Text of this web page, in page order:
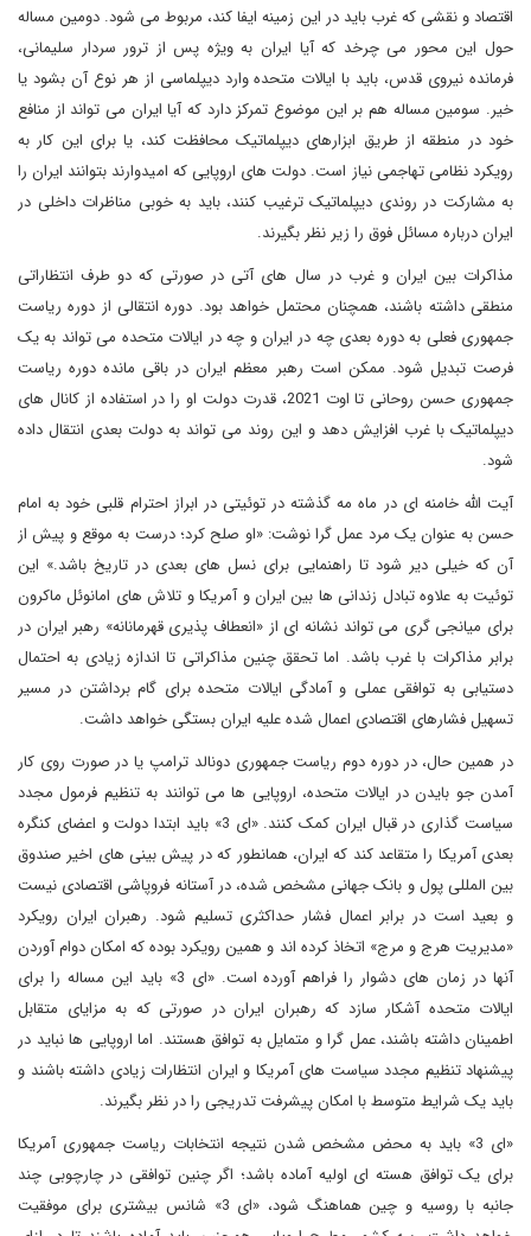
اقتصاد و نقشی که غرب باید در این زمینه ایفا کند، مربوط می شود. دومین مساله
حول این محور می چرخد که آیا ایران به ویژه پس از ترور سردار سلیمانی،
فرمانده نیروی قدس، باید با ایالات متحده وارد دیپلماسی از هر نوع آن بشود یا
خیر. سومین مساله هم بر این موضوع تمرکز دارد که آیا ایران می تواند از منافع
خود در منطقه از طریق ابزارهای دیپلماتیک محافظت کند، یا برای این کار به
رویکرد نظامی تهاجمی نیاز است. دولت های اروپایی که امیدوارند بتوانند ایران را
به مشارکت در روندی دیپلماتیک ترغیب کنند، باید به خوبی مناظرات داخلی در
ایران درباره مسائل فوق را زیر نظر بگیرند.
مذاکرات بین ایران و غرب در سال های آتی در صورتی که دو طرف انتظاراتی
منطقی داشته باشند، همچنان محتمل خواهد بود. دوره انتقالی از دوره ریاست
جمهوری فعلی به دوره بعدی چه در ایران و چه در ایالات متحده می تواند به یک
فرصت تبدیل شود. ممکن است رهبر معظم ایران در باقی مانده دوره ریاست
جمهوری حسن روحانی تا اوت 2021، قدرت دولت او را در استفاده از کانال های
دیپلماتیک با غرب افزایش دهد و این روند می تواند به دولت بعدی انتقال داده
شود.
آیت الله خامنه ای در ماه مه گذشته در توئیتی در ابراز احترام قلبی خود به امام
حسن به عنوان یک مرد عمل گرا نوشت: «او صلح کرد؛ درست به موقع و پیش از
آن که خیلی دیر شود تا راهنمایی برای نسل های بعدی در تاریخ باشد.» این
توئیت به علاوه تبادل زندانی ها بین ایران و آمریکا و تلاش های امانوئل ماکرون
برای میانجی گری می تواند نشانه ای از «انعطاف پذیری قهرمانانه» رهبر ایران در
برابر مذاکرات با غرب باشد. اما تحقق چنین مذاکراتی تا اندازه زیادی به احتمال
دستیابی به توافقی عملی و آمادگی ایالات متحده برای گام برداشتن در مسیر
تسهیل فشارهای اقتصادی اعمال شده علیه ایران بستگی خواهد داشت.
در همین حال، در دوره دوم ریاست جمهوری دونالد ترامپ یا در صورت روی کار
آمدن جو بایدن در ایالات متحده، اروپایی ها می توانند به تنظیم فرمول مجدد
سیاست گذاری در قبال ایران کمک کنند. «ای 3» باید ابتدا دولت و اعضای کنگره
بعدی آمریکا را متقاعد کند که ایران، همانطور که در پیش بینی های اخیر صندوق
بین المللی پول و بانک جهانی مشخص شده، در آستانه فروپاشی اقتصادی نیست
و بعید است در برابر اعمال فشار حداکثری تسلیم شود. رهبران ایران رویکرد
«مدیریت هرج و مرج» اتخاذ کرده اند و همین رویکرد بوده که امکان دوام آوردن
آنها در زمان های دشوار را فراهم آورده است. «ای 3» باید این مساله را برای
ایالات متحده آشکار سازد که رهبران ایران در صورتی که به مزایای متقابل
اطمینان داشته باشند، عمل گرا و متمایل به توافق هستند. اما اروپایی ها نباید در
پیشنهاد تنظیم مجدد سیاست های آمریکا و ایران انتظارات زیادی داشته باشند و
باید یک شرایط متوسط با امکان پیشرفت تدریجی را در نظر بگیرند.
«ای 3» باید به محض مشخص شدن نتیجه انتخابات ریاست جمهوری آمریکا
برای یک توافق هسته ای اولیه آماده باشد؛ اگر چنین توافقی در چارچوبی چند
جانبه با روسیه و چین هماهنگ شود، «ای 3» شانس بیشتری برای موفقیت